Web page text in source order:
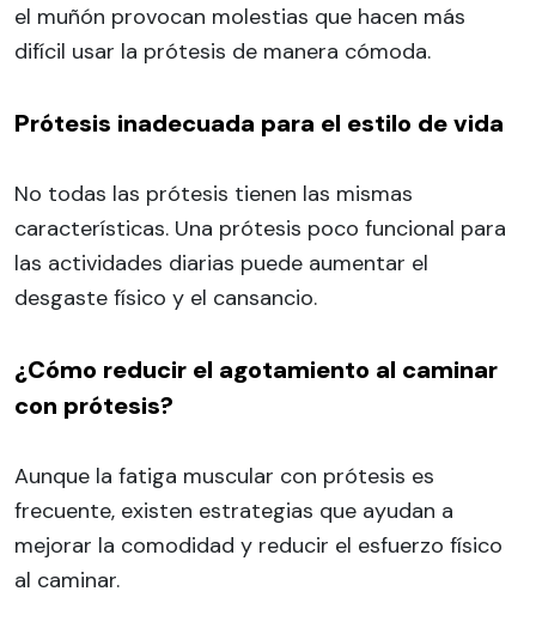
el muñón provocan molestias que hacen más
difícil usar la prótesis de manera cómoda.
Prótesis inadecuada para el estilo de vida
No todas las prótesis tienen las mismas
características. Una prótesis poco funcional para
las actividades diarias puede aumentar el
desgaste físico y el cansancio.
¿Cómo reducir el agotamiento al caminar
con prótesis?
Aunque la fatiga muscular con prótesis es
frecuente, existen estrategias que ayudan a
mejorar la comodidad y reducir el esfuerzo físico
al caminar.